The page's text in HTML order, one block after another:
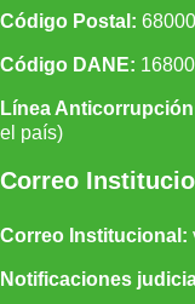
Código Postal:
Código DANE:
Línea
el país)
Correo
Correo Institucional:
Notificaciones